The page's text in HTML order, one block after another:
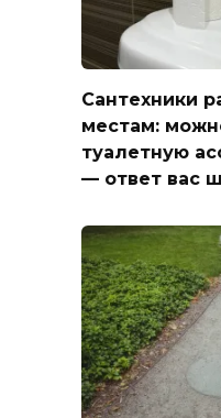
Сантехники
местам:
туалетную
— ответ вас